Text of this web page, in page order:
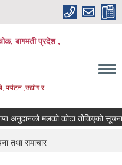
बागमती प्रदेश ,
पर्यटन ,उद्योग र
मलको कोटा तोकिएको सूचना।
तथा समाचार